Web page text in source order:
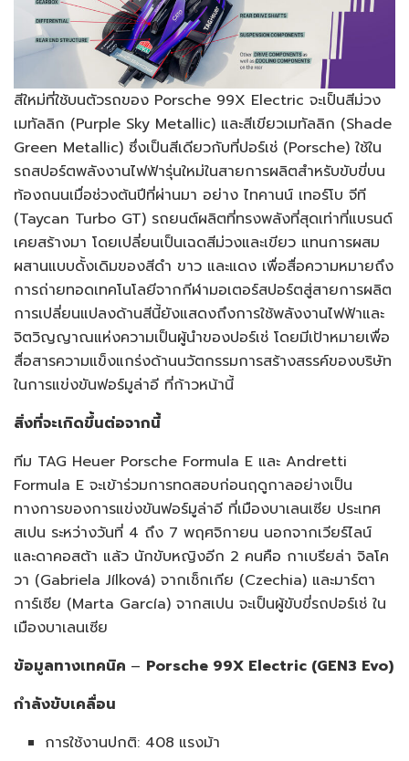
สีใหม่ที่ใช้บนตัวรถของ Porsche 99X Electric จะเป็นสีม่วง
เมทัลลิก (Purple Sky Metallic) และสีเขียวเมทัลลิก (Shade
Green Metallic) ซึ่งเป็นสีเดียวกับที่ปอร์เช่ (Porsche) ใช้ใน
รถสปอร์ตพลังงานไฟฟ้ารุ่นใหม่ในสายการผลิตสำหรับขับขี่บน
ท้องถนนเมื่อช่วงต้นปีที่ผ่านมา อย่าง ไทคานน์ เทอร์โบ จีที
(Taycan Turbo GT) รถยนต์ผลิตที่ทรงพลังที่สุดเท่าที่แบรนด์
เคยสร้างมา โดยเปลี่ยนเป็นเฉดสีม่วงและเขียว แทนการผสม
ผสานแบบดั้งเดิมของสีดำ ขาว และแดง เพื่อสื่อความหมายถึง
การถ่ายทอดเทคโนโลยีจากกีฬามอเตอร์สปอร์ตสู่สายการผลิต
การเปลี่ยนแปลงด้านสีนี้ยังแสดงถึงการใช้พลังงานไฟฟ้าและ
จิตวิญญาณแห่งความเป็นผู้นำของปอร์เช่ โดยมีเป้าหมายเพื่อ
สื่อสารความแข็งแกร่งด้านนวัตกรรมการสร้างสรรค์ของบริษัท
ในการแข่งขันฟอร์มูล่าอี ที่ก้าวหน้านี้
สิ่งที่จะเกิดขึ้นต่อจากนี้
ทีม TAG Heuer Porsche Formula E และ Andretti
Formula E จะเข้าร่วมการทดสอบก่อนฤดูกาลอย่างเป็น
ทางการของการแข่งขันฟอร์มูล่าอี ที่เมืองบาเลนเซีย ประเทศ
สเปน ระหว่างวันที่ 4 ถึง 7 พฤศจิกายน นอกจากเวียร์ไลน์
และดาคอสต้า แล้ว นักขับหญิงอีก 2 คนคือ กาเบรียล่า จิลโค
วา (Gabriela Jílková) จากเช็กเกีย (Czechia) และมาร์ตา
การ์เซีย (Marta García) จากสเปน จะเป็นผู้ขับขี่รถปอร์เช่ ใน
เมืองบาเลนเซีย
ข้อมูลทางเทคนิค – Porsche 99X Electric (GEN3 Evo)
กำลังขับเคลื่อน
การใช้งานปกติ: 408 แรงม้า